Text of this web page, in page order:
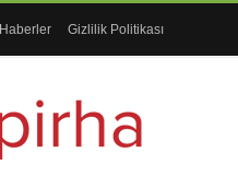
Haberler Gizlilik Politikası